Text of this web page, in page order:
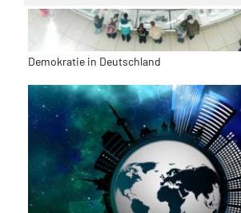
Demokratie in Deutschland